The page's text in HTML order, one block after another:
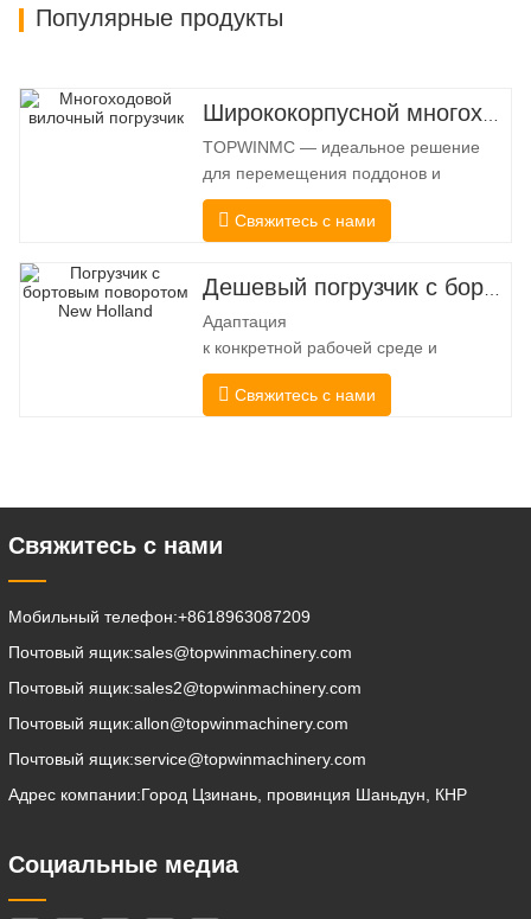
Популярные продукты
Ширококорпусной многоходовой вилочный погрузчик 3,5-5,0 тонн
TOPWINMC — идеальное решение
для перемещения поддонов и
длинномерных грузов. Настоящий
погрузчик «два в одном», он сочетает
погрузчика и бокового погрузчика.
Бесшумный и экологически чистый
электропривод и инновационное
рулевое управление HX на 360°
позволяют плавно
Свяжитесь с нами
Дешевый погрузчик с бортовым поворотом
Адаптация
к конкретной рабочей среде и
содержимому работы таким образом,
лопата, штабелирование, подъем,
быть выполнены соответственно.
загрузить все навесное
Свяжитесь с нами
Свяжитесь с нами
Мобильный телефон:+8618963087209
Почтовый ящик:sales@topwinmachinery.com
Почтовый ящик:sales2@topwinmachinery.com
Почтовый ящик:allon@topwinmachinery.com
Почтовый ящик:service@topwinmachinery.com
Адрес компании:Город Цзинань, провинция Шаньдун, КНР
Социальные медиа